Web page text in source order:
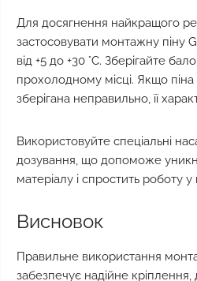
Для досягнення найкращого
застосовувати монтажну піну
від +5 до +30 °С. Зберігайте
прохолодному місці. Якщо піна
зберігана неправильно, її
Використовуйте спеціальні
дозування, що допоможе
матеріалу і спростить роботу у
Висновок
Правильне використання
забезпечує надійне кріплення,